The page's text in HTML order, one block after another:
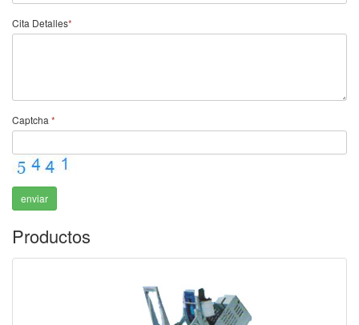
Cita Detalles*
Captcha *
enviar
Productos